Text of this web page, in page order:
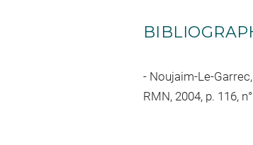
Noujaim-Le-
RMN, 2004, p. 116,